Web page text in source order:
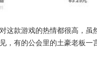
这款游戏的热情都很高，
，有的公会里的土豪老板